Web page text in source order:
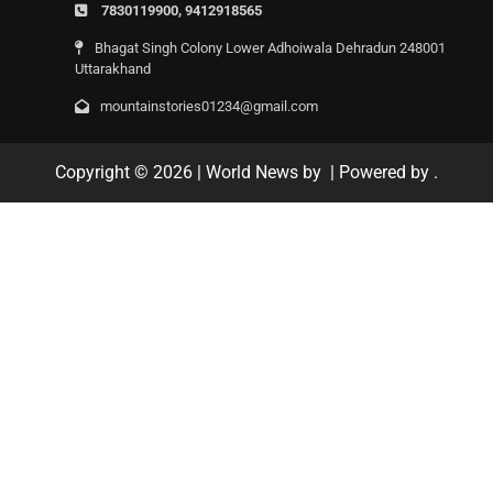
7830119900, 9412918565
Bhagat Singh Colony Lower Adhoiwala Dehradun 248001
Uttarakhand
mountainstories01234@gmail.com
Copyright © 2026 | World News by | Powered by .